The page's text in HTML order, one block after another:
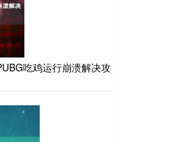
吃鸡运行崩溃解决攻